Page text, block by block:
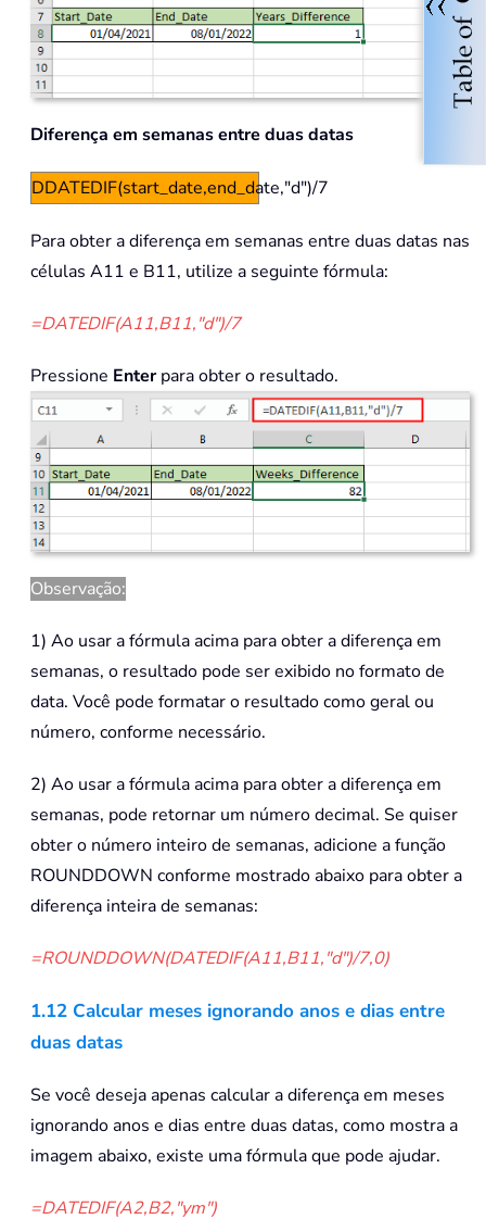
Diferença em semanas entre duas datas
DDATEDIF(start_date,end_date,"d")/7
Para obter a diferença em semanas entre duas datas nas
células A11 e B11, utilize a seguinte fórmula:
=DATEDIF(A11,B11,"d")/7
Pressione Enterpara obter o resultado.
Observação:
1) Ao usar a fórmula acima para obter a diferença em
semanas, o resultado pode ser exibido no formato de
data. Você pode formatar o resultado como geral ou
número, conforme necessário.
2) Ao usar a fórmula acima para obter a diferença em
semanas, pode retornar um número decimal. Se quiser
obter o número inteiro de semanas, adicione a função
ROUNDDOWN conforme mostrado abaixo para obter a
diferença inteira de semanas:
=ROUNDDOWN(DATEDIF(A11,B11,"d")/7,0)
1.12 Calcular meses ignorando anos e dias entre
duas datas
Se você deseja apenas calcular a diferença em meses
ignorando anos e dias entre duas datas, como mostra a
imagem abaixo, existe uma fórmula que pode ajudar.
=DATEDIF(A2,B2,"ym")